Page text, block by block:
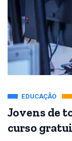
EDUCAÇÃO
Jovens de
curso